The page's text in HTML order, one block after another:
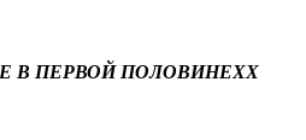
В ПЕРВОЙ ПОЛОВИНЕХХ